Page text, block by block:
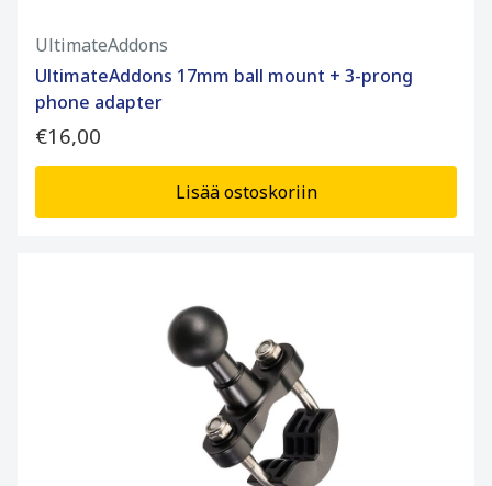
UltimateAddons
UltimateAddons 17mm ball mount + 3-prong
phone adapter
€16,00
Lisää ostoskoriin